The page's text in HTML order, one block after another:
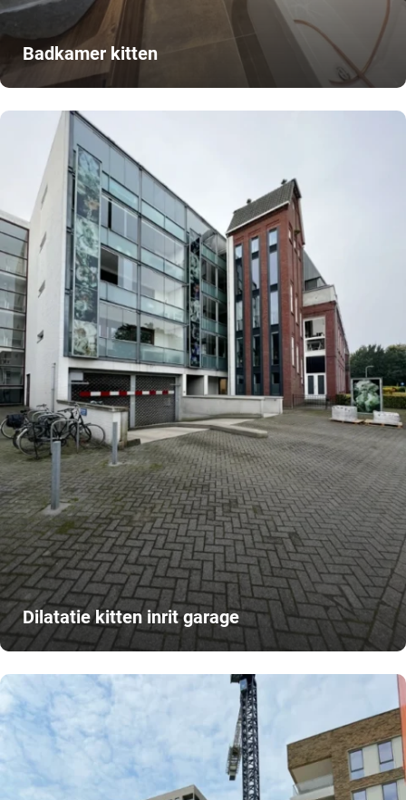
Badkamer kitten
Dilatatie kitten inrit garage